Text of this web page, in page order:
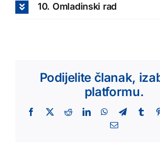
10. Omladinski rad
Podijelite članak,
platformu.
Facebook
X RedditLinkedInWhatsApp
Telegram
Email